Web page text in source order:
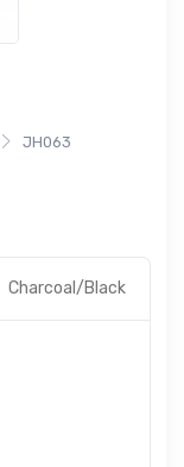
JH063
Charcoal/Black